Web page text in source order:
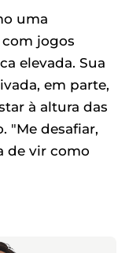
uma
jogos
elevada. Sua
em parte,
à altura das
"Me desafiar,
de vir como